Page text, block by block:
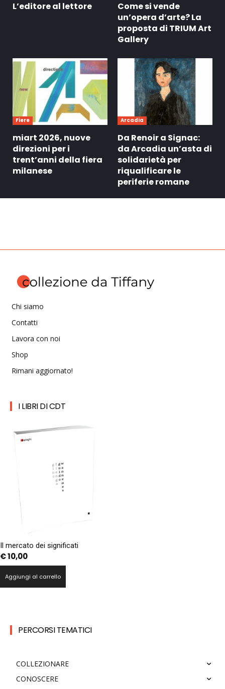
L’editore al lettore
Come si vende
un’opera d’arte? La
proposta di TRIUM Art
Gallery
Fiere
miart 2026, nuove
direzioni per i
trent’anni della fiera
milanese
Arcadia
Da Renoir a Signac:
da Arcadia un’asta di
solidarietà per
riqualificare le
periferie romane
Chi siamo
Contatti
Lavora con noi
Shop
Rimani aggiornato!
I LIBRI DI CDT
Il mercato dei significati
€10,00
Aggiungi al carrello
PERCORSI TEMATICI
COLLEZIONARE
CONOSCERE